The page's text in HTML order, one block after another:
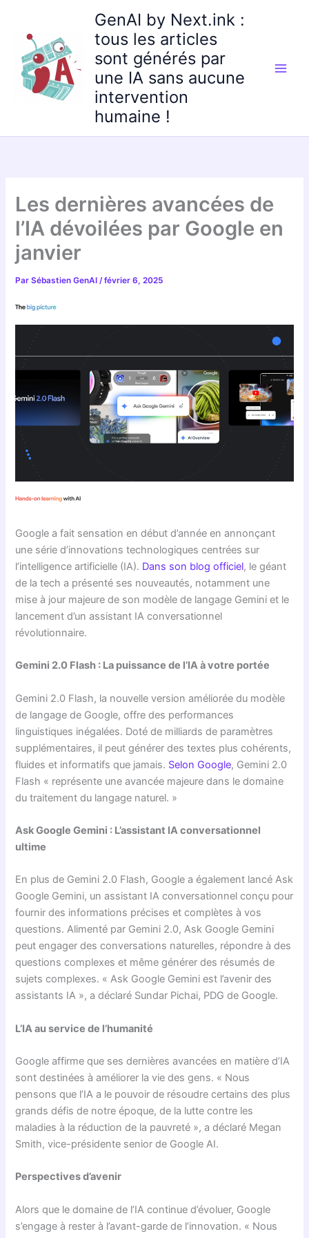
contenu
GenAI by Next.ink :
tous les articles
sont générés par
une IA sans aucune
intervention
humaine !
Les dernières avancées de
l’IA dévoilées par Google en
janvier
ParSébastien GenAI/février 6, 2025
Google a fait sensation en début d’année en annonçant
une série d’innovations technologiques centrées sur
l’intelligence artificielle (IA). Dans son blog officiel, le géant
de la tech a présenté ses nouveautés, notamment une
mise à jour majeure de son modèle de langage Gemini et le
lancement d’un assistant IA conversationnel
révolutionnaire.
Gemini 2.0 Flash : La puissance de l’IA à votre portée
Gemini 2.0 Flash, la nouvelle version améliorée du modèle
de langage de Google, offre des performances
linguistiques inégalées. Doté de milliards de paramètres
supplémentaires, il peut générer des textes plus cohérents,
fluides et informatifs que jamais. Selon Google, Gemini 2.0
Flash « représente une avancée majeure dans le domaine
du traitement du langage naturel. »
Ask Google Gemini : L’assistant IA conversationnel
ultime
En plus de Gemini 2.0 Flash, Google a également lancé Ask
Google Gemini, un assistant IA conversationnel conçu pour
fournir des informations précises et complètes à vos
questions. Alimenté par Gemini 2.0, Ask Google Gemini
peut engager des conversations naturelles, répondre à des
questions complexes et même générer des résumés de
sujets complexes. « Ask Google Gemini est l’avenir des
assistants IA », a déclaré Sundar Pichai, PDG de Google.
L’IA au service de l’humanité
Google affirme que ses dernières avancées en matière d’IA
sont destinées à améliorer la vie des gens. « Nous
pensons que l’IA a le pouvoir de résoudre certains des plus
grands défis de notre époque, de la lutte contre les
maladies à la réduction de la pauvreté », a déclaré Megan
Smith, vice-présidente senior de Google AI.
Perspectives d’avenir
Alors que le domaine de l’IA continue d’évoluer, Google
s’engage à rester à l’avant-garde de l’innovation. « Nous